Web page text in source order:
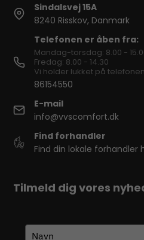
Sindalsvej 15A
8240 Risskov, Danmark
Telefonen er åben fra:
Mandag-torsdag: 8.00 -
Fredag: 8.00 - 14.30
Vi holder lukket på
86154550
E-mail
info@vvscomfort.dk
Find forhandler
Find din lokale forhandler
Tilmeld dig vores